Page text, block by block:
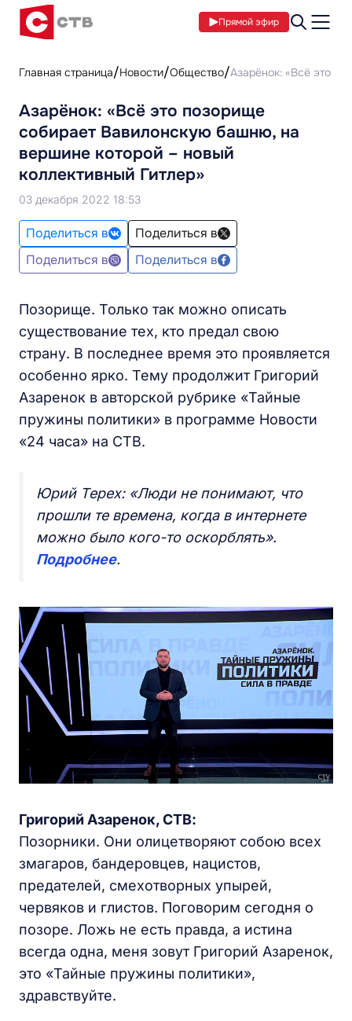
Прямой эфир
Главная страница Новости Общество Азарёнок: «Всё это
Азарёнок: «Всё это позорище
собирает Вавилонскую башню, на
вершине которой – новый
коллективный Гитлер»
03 декабря 2022 18:53
Поделиться в
Поделиться в
Поделиться в
Поделиться в
Позорище. Только так можно описать
существование тех, кто предал свою
страну. В последнее время это проявляется
особенно ярко. Тему продолжит Григорий
Азаренок в авторской рубрике «Тайные
пружины политики» в программе Новости
«24 часа» на СТВ.
Юрий Терех: «Люди не понимают, что
прошли те времена, когда в интернете
можно было кого-то оскорблять».
Подробнее.
Григорий Азаренок, СТВ:
Позорники. Они олицетворяют собою всех
змагаров, бандеровцев, нацистов,
предателей, смехотворных упырей,
червяков и глистов. Поговорим сегодня о
позоре. Ложь не есть правда, а истина
всегда одна, меня зовут Григорий Азаренок,
это «Тайные пружины политики»,
здравствуйте.